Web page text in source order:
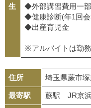
生
◆外部講習費用一
◆健康診断(年1回
◆出産育児金
※アルバイトは勤
住所 埼玉県蕨市
最寄駅 蕨駅 JR京